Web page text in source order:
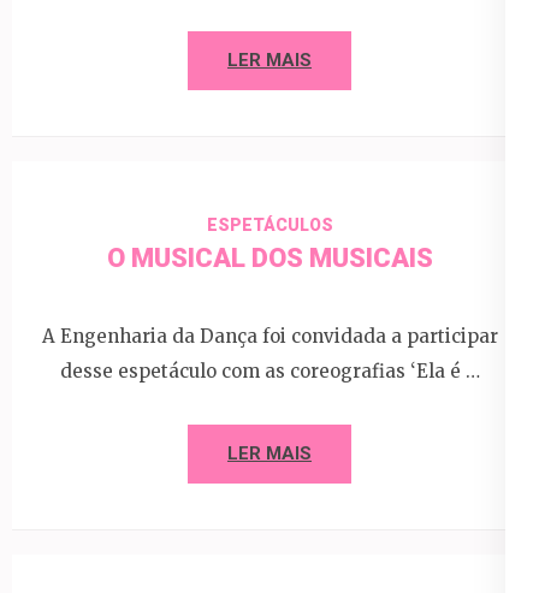
LER MAIS
ESPETÁCULOS
O MUSICAL DOS MUSICAIS
A Engenharia da Dança foi convidada a participar
desse espetáculo com as coreografias ‘Ela é …
LER MAIS